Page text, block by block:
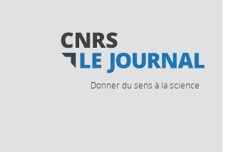
Donner du sens à la science